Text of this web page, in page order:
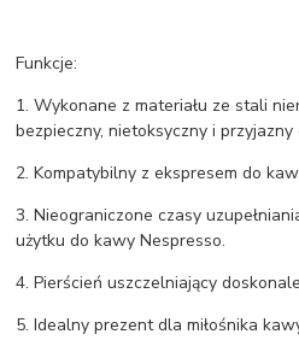
Funkcje:
1. Wykonane z materiału ze stali
bezpieczny, nietoksyczny i
2. Kompatybilny z ekspresem do
3. Nieograniczone czasy
użytku do kawy Nespresso.
4. Pierścień uszczelniający
5. Idealny prezent dla miłośnika